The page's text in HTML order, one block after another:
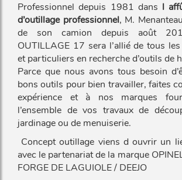
Professionnel depuis 1981 dans l
d’outillage professionnel, M.
de son camion depuis août
OUTILLAGE 17 sera l’allié de tous
et particuliers en recherche d’outils de
Parce que nous avons tous besoin
bons outils pour bien travailler, faites
expérience et à nos marques
l’ensemble de vos travaux de
jardinage ou de menuiserie.
Concept outillage viens d ouvrir un
avec le partenariat de la marque
FORGE DE LAGUIOLE / DEEJO